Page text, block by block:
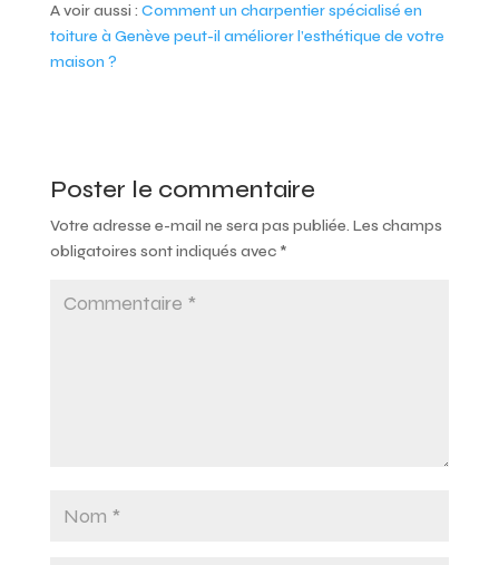
A voir aussi : Comment un charpentier spécialisé en
toiture à Genève peut-il améliorer l’esthétique de votre
maison ?
Poster le commentaire
Votre adresse e-mail ne sera pas publiée. Les champs
obligatoires sont indiqués avec *